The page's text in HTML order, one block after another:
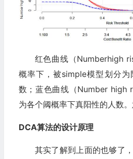
红色曲线（Numberhigh
概率下，被simple模型划分为
数；蓝色曲线（Number high
为各个阈概率下真阳性的人数。
DCA算法的设计原理
其实了解到上面的也够了